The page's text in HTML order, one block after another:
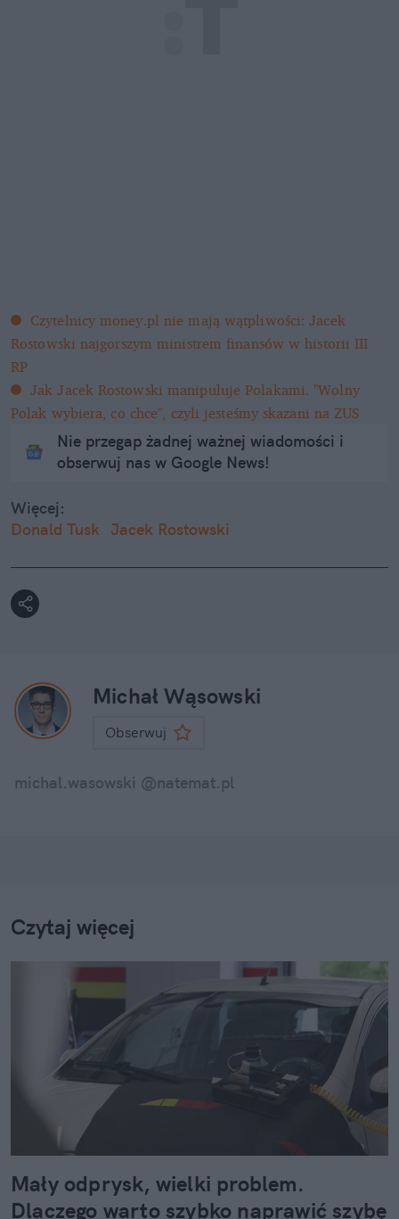
Czytelnicy money.pl nie mają wątpliwości: Jacek
Rostowski najgorszym ministrem finansów w historii III
RP
Jak Jacek Rostowski manipuluje Polakami. "Wolny
Polak wybiera, co chce", czyli jesteśmy skazani na ZUS
Nie przegap żadnej ważnej wiadomości i
obserwuj nas w Google News!
Więcej:
Donald Tusk Jacek Rostowski
Michał Wąsowski
Obserwuj
michal.wasowski @natemat.pl
Czytaj więcej
Mały odprysk, wielki problem.
Dlaczego warto szybko naprawić szybę